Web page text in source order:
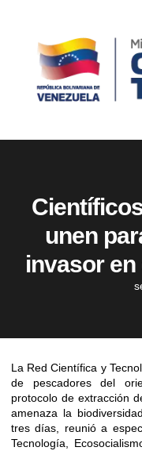
unen
invasor en
La Red Científica y
de pescadores del
protocolo de extracción
amenaza la
tres días, reunió a
Tecnología,